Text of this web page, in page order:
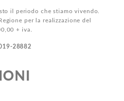
il periodo che stiamo vivendo.
per la realizzazione del
+ iva.
28882